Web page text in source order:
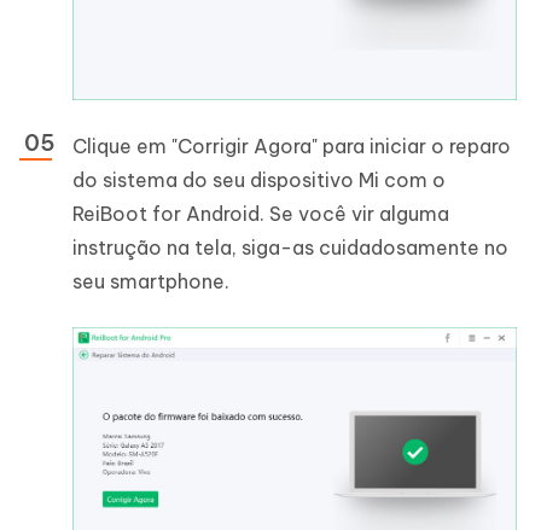
Clique em "Corrigir Agora" para iniciar o reparo
do sistema do seu dispositivo Mi com o
ReiBoot for Android. Se você vir alguma
instrução na tela, siga-as cuidadosamente no
seu smartphone.